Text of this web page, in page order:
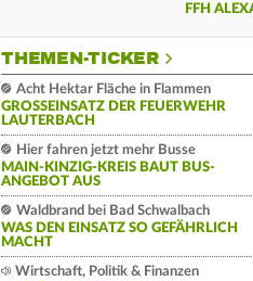
FFH
THEMEN-TICKER
Acht Hektar Fläche in Flammen
GROSSEINSATZ DER FEUERWEHR L
AUTERBACH
Hier fahren jetzt mehr Busse
MAIN-KINZIG-KREIS BAUT BUS-
ANGEBOT AUS
Waldbrand bei Bad Schwalbach
WAS DEN EINSATZ SO GEFÄHRLICH
MACHT
Wirtschaft, Politik & Finanzen